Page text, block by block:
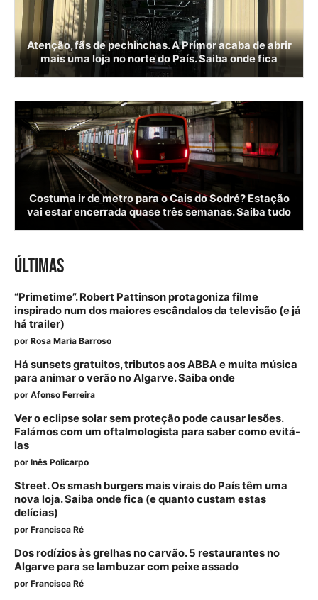
Atenção, fãs de pechinchas. A Primor acaba de abrir
mais uma loja no norte do País. Saiba onde fica
Costuma ir de metro para o Cais do Sodré? Estação
vai estar encerrada quase três semanas. Saiba tudo
ÚLTIMAS
“Primetime”. Robert Pattinson protagoniza filme
inspirado num dos maiores escândalos da televisão (e já
há trailer)
por Rosa Maria Barroso
Há sunsets gratuitos, tributos aos ABBA e muita música
para animar o verão no Algarve. Saiba onde
por Afonso Ferreira
Ver o eclipse solar sem proteção pode causar lesões.
Falámos com um oftalmologista para saber como evitá-
las
por Inês Policarpo
Street. Os smash burgers mais virais do País têm uma
nova loja. Saiba onde fica (e quanto custam estas
delícias)
por Francisca Ré
Dos rodízios às grelhas no carvão. 5 restaurantes no
Algarve para se lambuzar com peixe assado
por Francisca Ré